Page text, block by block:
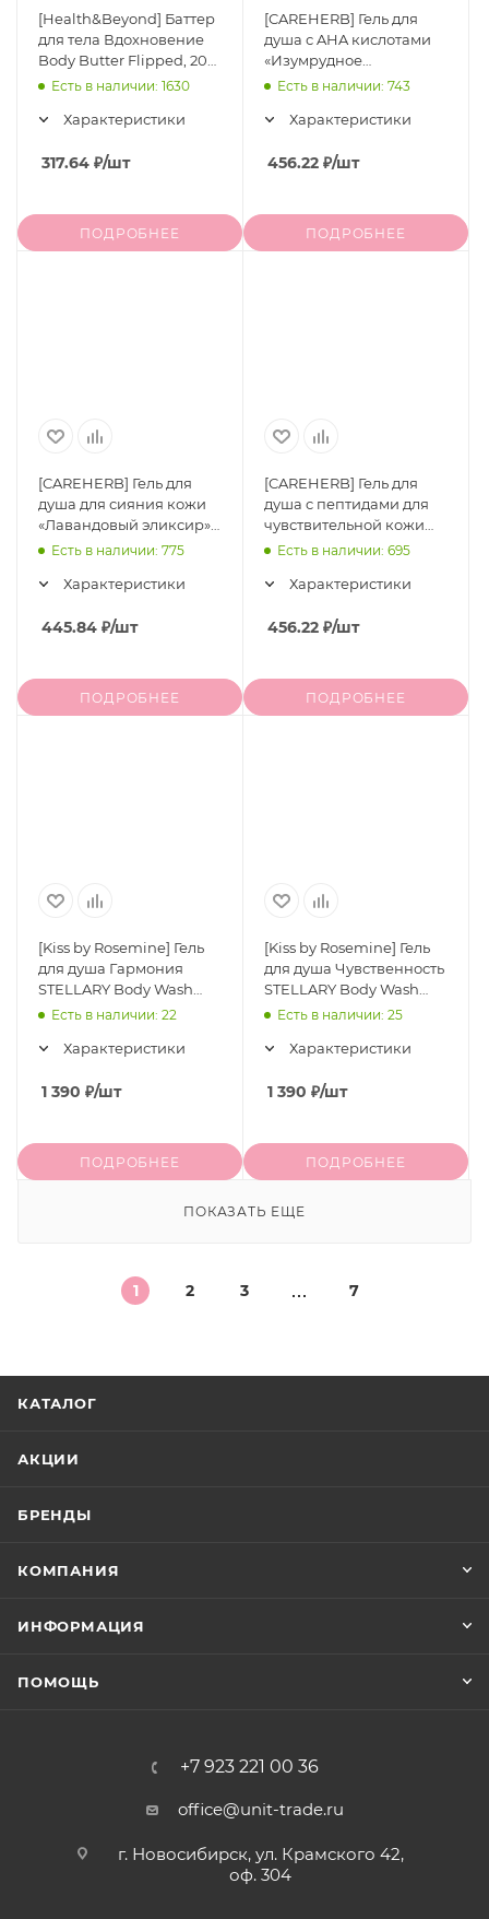
[Health&Beyond] Баттер
для тела Вдохновение
Body Butter Flipped, 200
млЕсть в наличии: 1630
Характеристики
317.64 ₽/шт
ПОДРОБНЕЕ
[CAREHERB] Гель для
душа с AHA кислотами
«Изумрудное
наслаждение» Grass
Sooth Skin Body Wash,
Есть в наличии: 743
Характеристики
456.22 ₽/шт
ПОДРОБНЕЕ
[CAREHERB] Гель для
душа для сияния кожи
«Лавандовый эликсир»
Lilac Purple Vitamins
400 мл
Есть в наличии: 775
Характеристики
445.84 ₽/шт
ПОДРОБНЕЕ
[CAREHERB] Гель для
душа c пептидами для
чувствительной кожи
«Космическая
Hexapeptide Tender
Есть в наличии: 695
Характеристики
456.22 ₽/шт
ПОДРОБНЕЕ
[Kiss by Rosemine] Гель
для душа Гармония
STELLARY Body Wash
«Snug», 300 мл
Есть в наличии: 22
Характеристики
1 390 ₽/шт
ПОДРОБНЕЕ
[Kiss by Rosemine] Гель
для душа Чувственность
STELLARY Body Wash
«Sensuality», 300 мл
Есть в наличии: 25
Характеристики
1 390 ₽/шт
ПОДРОБНЕЕ
ПОКАЗАТЬ ЕЩЕ
1 2 3 7
КАТАЛОГ
АКЦИИ
БРЕНДЫ
КОМПАНИЯ
ИНФОРМАЦИЯ
ПОМОЩЬ
+7 923 221 00 36
office@unit-trade.ru
г. Новосибирск, ул. Крамского 42,
оф. 304